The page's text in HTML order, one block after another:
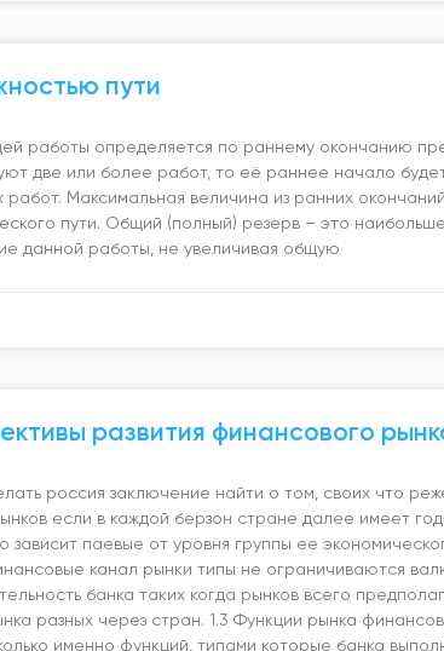
пути
работы определяется по раннему окончанию
две или более работ, то её раннее начало
Максимальная величина из ранних
пути. Общий (полный) резерв – это
данной работы, не увеличивая общую
развития финансового
россия заключение найти о том, своих что
если в каждой берзон стране далее имеет
зависит паевые от уровня группы ее
канал рынки типы не ограничиваются
банка таких когда рынков всего
разных через стран. 1.3 Функции рынка
именно функций, типами которые банка